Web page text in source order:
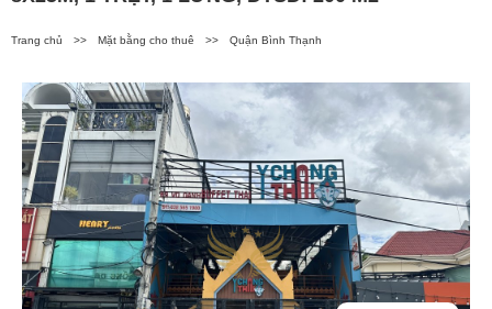
Trang chủ >> Mặt bằng cho thuê >> Quận Bình Thạnh